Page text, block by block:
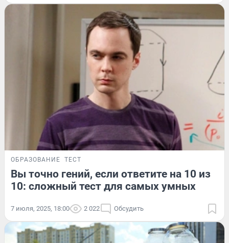
ОБРАЗОВАНИЕ ТЕСТ
Вы точно гений, если ответите на 10 из
10: сложный тест для самых умных
7 июля, 2025, 18:00 2 022 Обсудить